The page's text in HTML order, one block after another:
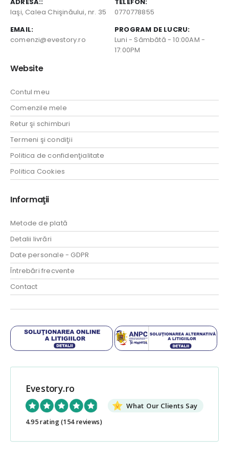
Iaşi, Calea Chişinăului, nr. 35
0770778855
EMAIL:
comenzi@evestory.ro
PROGRAM DE LUCRU:
Luni - Sâmbătă - 10:00AM -
17:00PM
Website
Contul meu
Comenzile mele
Retur şi schimburi
Termeni şi condiţii
Politica de confidenţialitate
Politica Cookies
Informaţii
Metode de plată
Detalii livrări
Date personale - GDPR
Întrebări frecvente
Contact
Evestory.ro
What Our Clients Say
4.95 rating(154 reviews)